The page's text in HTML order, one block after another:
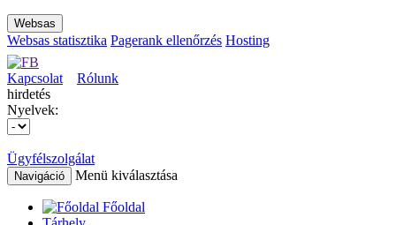
Websas
Websas statisztika Pagerank ellenőrzés Hosting
Kapcsolat
Rólunk
hirdetés
Nyelvek:
Ügyfélszolgálat
Navigáció Menü kiválasztása
Főoldal